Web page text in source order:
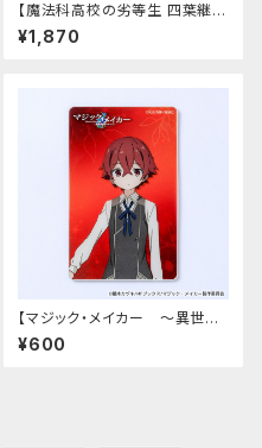
【魔法科高校の劣等生 四葉継承
編】アクリルスタンド
¥1,870
【マジック・メイカー ～異世界
魔法の作り方～】アクリルカード
（シオン）
¥600